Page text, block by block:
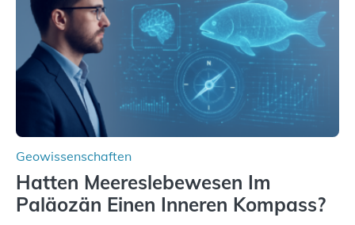
bestehende Forschungsergebnisse zusammen und
interpretiert sie neu, um zu erklären, wie Eisen, das
aus hydrothermalen Systemen freigesetzt wird, über
ganze Ozeanbecken transportiert werden kann. „Das…
Geowissenschaften
Hatten Meereslebewesen Im
Paläozän Einen Inneren Kompass?